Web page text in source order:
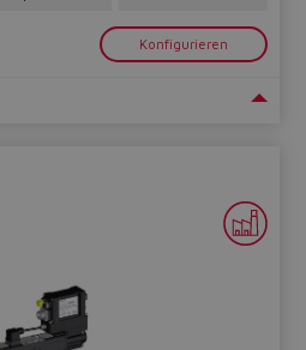
Konfigurieren